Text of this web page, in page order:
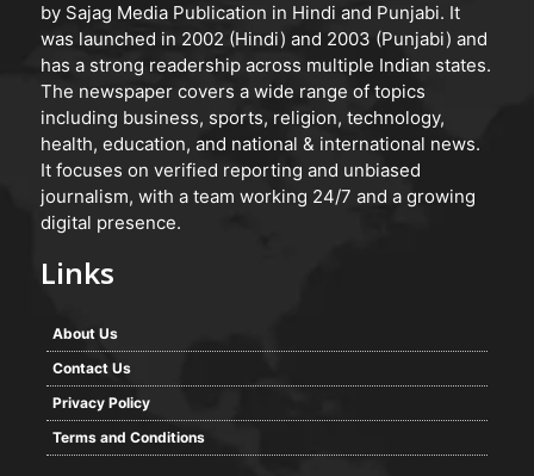
by Sajag Media Publication in Hindi and Punjabi. It
was launched in 2002 (Hindi) and 2003 (Punjabi) and
has a strong readership across multiple Indian states.
The newspaper covers a wide range of topics
including business, sports, religion, technology,
health, education, and national & international news.
It focuses on verified reporting and unbiased
journalism, with a team working 24/7 and a growing
digital presence.
Links
About Us
Contact Us
Privacy Policy
Terms and Conditions